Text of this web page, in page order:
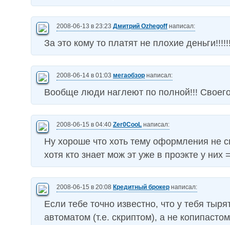
2008-06-13 в 23:23 Дмитрий Ozhegoff написал:
За это кому то платят не плохие
2008-06-14 в 01:03 мегаобзор написал:
Вообще люди наглеют по полной!!!
2008-06-15 в 04:40 Zer0CooL написал:
Ну хороше что хоть тему оформления не
хотя кто знает мож эт уже в проэкте у них
2008-06-15 в 20:08 Кредитный брокер написал:
Если тебе точно известно, что у тебя
автоматом (т.е. скриптом), а не